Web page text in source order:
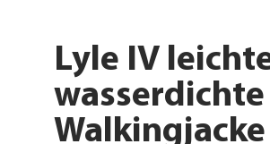
Lyle IV
wasserdichte
Walkingjacke